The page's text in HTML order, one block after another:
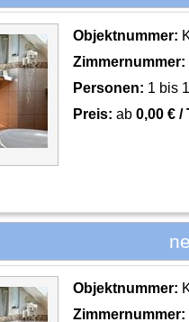
Objektnummer:
Zimmernummer:
Personen: 1 bis 1
Preis: ab0,00 € /
Objektnummer:
Zimmernummer: